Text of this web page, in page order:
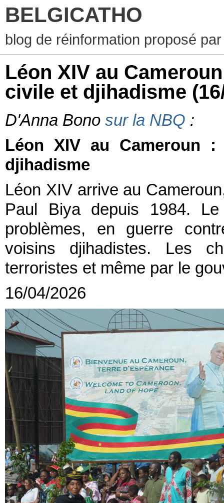
BELGICATHO
blog de réinformation proposé
Léon XIV au
civile et djihadisme
D'Anna Bono sur la NBQ :
Léon XIV au Cameroun
djihadisme
Léon XIV arrive au
Paul Biya depuis 1984.
problèmes, en guerre
voisins djihadistes. Les
terroristes et même par le
16/04/2026